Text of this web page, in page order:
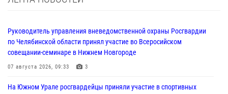
Руководитель управления вневедомственной охраны Росгвардии
по Челябинской области принял участие во Всеросийском
совещании-семинаре в Нижнем Новгороде
07 августа 2026, 09:33 3
На Южном Урале росгвардейцы приняли участие в спортивных